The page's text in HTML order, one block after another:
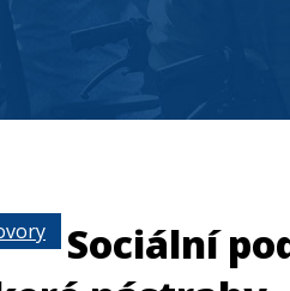
Sociální